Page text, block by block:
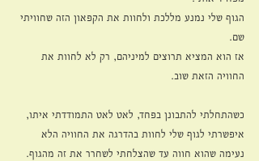
הגוף שלי נמנע מללכת ולחוות את הקפאון הזה שחוויתי
שם.
אז הוא המציא תרוצים למיניהם, רק לא לחוות את
החוויה הזאת שוב.
כשהתחלתי להתבונן בפחד, לאט לאט התמודדתי איתו,
איפשרתי לגוף שלי לחוות בהדרגה את החוויה הלא
נעימה שהוא חווה עד שהצלחתי לשחרר את זה מהגוף.